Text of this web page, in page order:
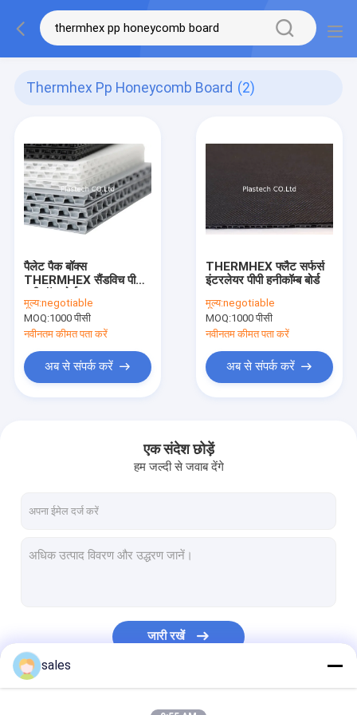
Thermhex Pp Honeycomb Board (2)
पैलेट पैक बॉक्स
THERMHEX सैंडविच पीपी
मूल्य:negotiable
MOQ:1000 पीसी
नवीनतम कीमत पता करें
अब से संपर्क करें
THERMHEX फ्लैट सर्फर्स
इंटरलेयर पीपी हनीकॉम्ब बोर्ड
मूल्य:negotiable
MOQ:1000 पीसी
नवीनतम कीमत पता करें
अब से संपर्क करें
एक संदेश छोड़ें
हम जल्दी से जवाब देंगे
जारी रखें
sales